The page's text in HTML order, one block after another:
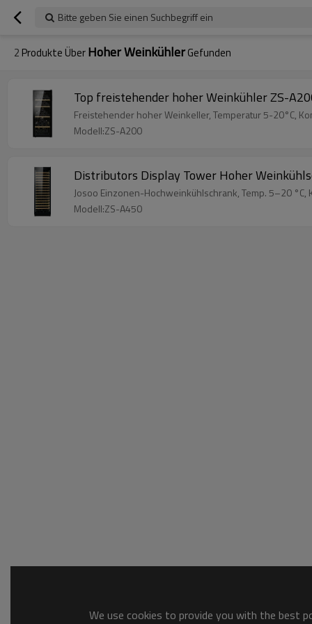
Bitte geben Sie einen Suchbegriff ein
2 Produkte ÜberHoher WeinkühlerGefunden
Top freistehender hoher Weinkühler ZS-
Freistehender hoher Weinkeller, Temperatur 5-20°C,
Modell:ZS-A200
Distributors Display Tower Hoher
Josoo Einzonen-Hochweinkühlschrank, Temp. 5–20
Modell:ZS-A450
We use cookies to provide you with the best